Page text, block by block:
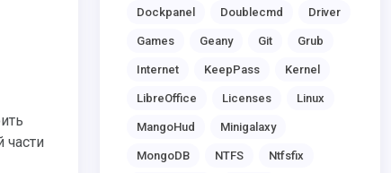
Dockpanel Doublecmd Driver
Games Geany Git Grub
Internet KeepPass Kernel
LibreOffice Licenses Linux
MangoHud Minigalaxy
MongoDB NTFS Ntfsfix